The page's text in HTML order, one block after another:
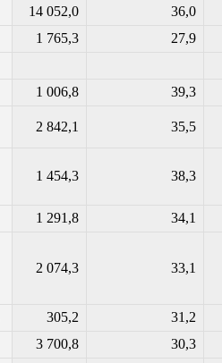
14 052,0 36,0
1 765,3 27,9
1 006,8 39,3
2 842,1 35,5
1 454,3 38,3
1 291,8 34,1
2 074,3 33,1
305,2 31,2
3 700,8 30,3